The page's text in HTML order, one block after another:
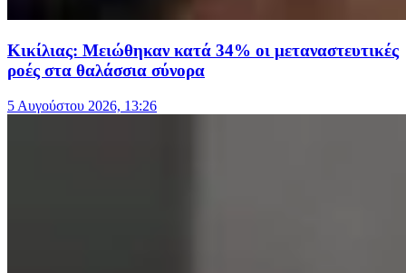
Κικίλιας: Μειώθηκαν κατά 34% οι μεταναστευτικές
ροές στα θαλάσσια σύνορα
5 Αυγούστου 2026, 13:26